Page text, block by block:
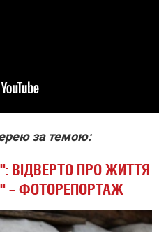
за темою:
ВІДВЕРТО ПРО ЖИТТЯ
– ФОТОРЕПОРТАЖ